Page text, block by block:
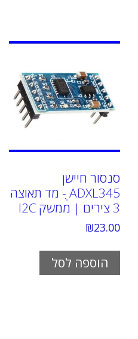
סנסור חיישן
ADXL345 ֻ- מד תאוצה
3 צירים | ממשק I2C
₪23.00
הוספה לסל